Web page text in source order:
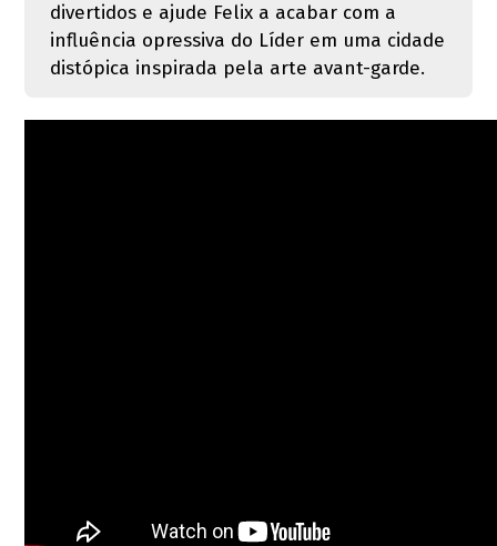
divertidos e ajude Felix a acabar com a
influência opressiva do Líder em uma cidade
distópica inspirada pela arte avant-garde.